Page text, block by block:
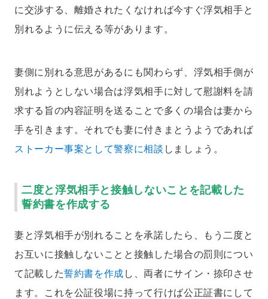
に交渉する、離婚されたくなければ今すぐ浮気相手と
別れるように伝える等があります。
妻側に別れる意思があるにも関わらず、浮気相手側が
別れようとしない場合は浮気相手に対して慰謝料を請
求する旨の内容証明を送ることで多くの場合は妻から
手を引きます。それでも妻に付きまとうようであれば
ストーカー事案として警察に相談 しましょう。
二度と浮気相手と接触しないことを記載した
誓約書を作成する
妻と浮気相手が別れることを承諾したら、もう二度と
お互いに接触しないことと接触した場合の罰則につい
て記載した誓約書を作成 し、両者にサイン・捺印させ
ます。これを公証役場に持って行けば公正証書にして